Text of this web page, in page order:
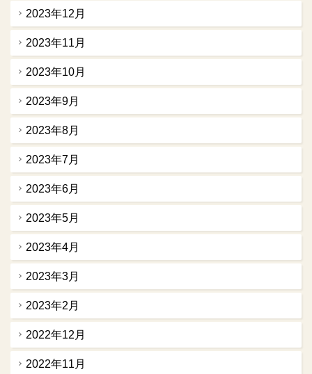
2023年12月
2023年11月
2023年10月
2023年9月
2023年8月
2023年7月
2023年6月
2023年5月
2023年4月
2023年3月
2023年2月
2022年12月
2022年11月